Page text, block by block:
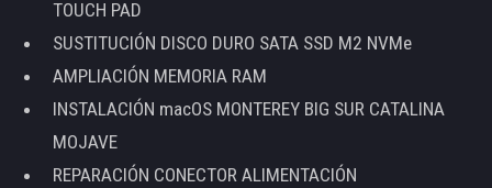
TOUCH PAD
SUSTITUCIÓN DISCO DURO SATA SSD M2 NVMe
AMPLIACIÓN MEMORIA RAM
INSTALACIÓN macOS MONTEREY BIG SUR CATALINA
MOJAVE
REPARACIÓN CONECTOR ALIMENTACIÓN